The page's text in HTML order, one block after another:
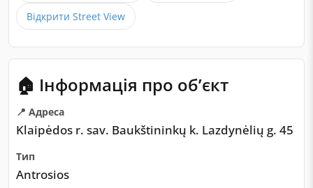
Відкрити Street View
🏠 Інформація про обʼєкт
📍 Адреса
Klaipėdos r. sav. Baukštininkų k. Lazdynėlių g. 45
Тип
Antrosios